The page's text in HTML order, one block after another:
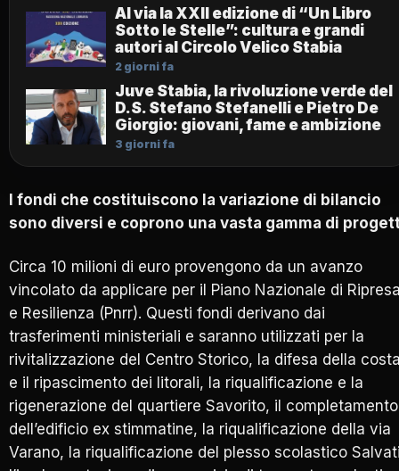
Al via la XXII edizione di “Un Libro
Sotto le Stelle”: cultura e grandi
autori al Circolo Velico Stabia
2 giorni fa
Juve Stabia, la rivoluzione verde del
D.S. Stefano Stefanelli e Pietro De
Giorgio: giovani, fame e ambizione
3 giorni fa
I fondi che costituiscono la variazione di bilancio
sono diversi e coprono una vasta gamma di
Circa 10 milioni di euro provengono da un avanzo
vincolato da applicare per il Piano Nazionale di
e Resilienza (Pnrr). Questi fondi derivano dai
trasferimenti ministeriali e saranno utilizzati per la
rivitalizzazione del Centro Storico, la difesa della
e il ripascimento dei litorali, la riqualificazione e la
rigenerazione del quartiere Savorito, il completamento
dell’edificio ex stimmatine, la riqualificazione della via
Varano, la riqualificazione del plesso scolastico